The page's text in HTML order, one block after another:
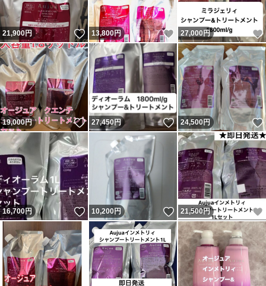
21,900円 いいね！
13,800円 いいね！
27,000 円
19,000円 いいね！
27,450円 いいね！
24,500円
16,700円 いいね！
10,200円 いいね！
21,500円